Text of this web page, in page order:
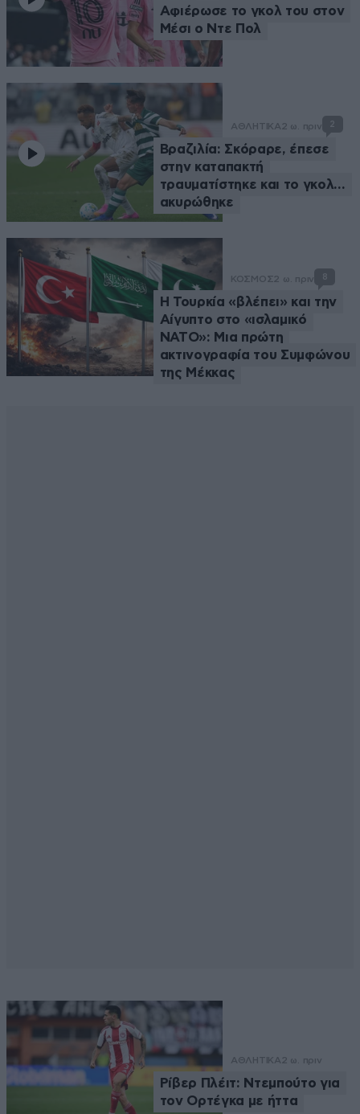
Αφιέρωσε το γκολ του στον
Μέσι ο Ντε Πολ
ΑΘΛΗΤΙΚΑ2 ω. πριν 2
Βραζιλία: Σκόραρε, έπεσε
στην καταπακτή
τραυματίστηκε και το γκολ…
ακυρώθηκε
ΚΟΣΜΟΣ2 ω. πριν 8
Η Τουρκία «βλέπει» και την
Αίγυπτο στο «ισλαμικό
ΝΑΤΟ»: Μια πρώτη
ακτινογραφία του Συμφώνου
της Μέκκας
ΑΘΛΗΤΙΚΑ 2 ω. πριν
Ρίβερ Πλέιτ: Ντεμπούτο για
τον Ορτέγκα με ήττα